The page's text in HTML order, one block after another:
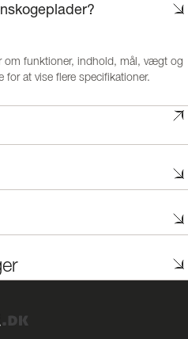
om funktioner, indhold, mål, vægt og
for at vise flere specifikationer.